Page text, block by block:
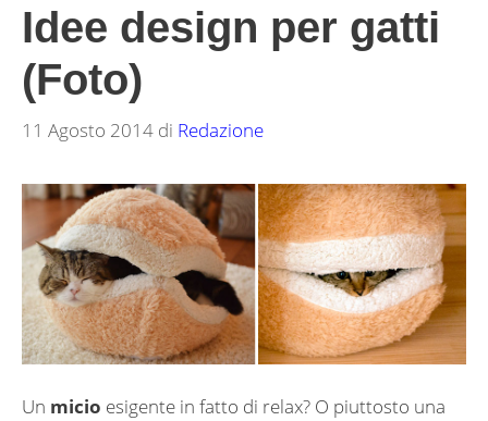
Idee design per gatti
(Foto)
11 Agosto 2014 di Redazione
Un micio esigente in fatto di relax? O piuttosto una